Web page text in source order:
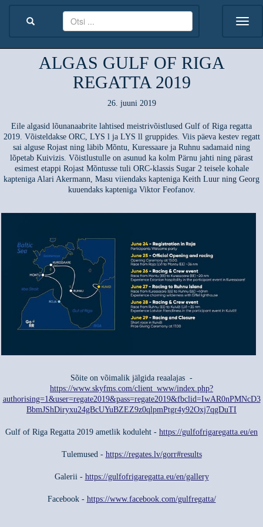
ALGAS GULF OF RIGA
REGATTA 2019
26. juuni 2019
Eile algasid lõunanaabrite lahtised meistrivõistlused Gulf of Riga regatta
2019. Võisteldakse ORC, LYS l ja LYS ll gruppides. Viis päeva kestev regatt
sai alguse Rojast ning läbib Mõntu, Kuressaare ja Ruhnu sadamaid ning
lõpetab Kuivizis. Võistlustulle on asunud ka kolm Pärnu jahti ning pärast
esimest etappi Rojast Mõntusse tuli ORC-klassis Sugar 2 teisele kohale
kapteniga Alari Akermann, Masu viiendaks kapteniga Keith Luur ning Georg
kuuendaks kapteniga Viktor Feofanov.
Sõite on võimalik jälgida reaalajas -
https://www.skyfms.com/client_www/index.php?
authorising=1&user=regate2019&pass=regate2019&fbclid=IwAR0nPMNcD3
BbmJShDiryxu24gBcUYuBZEZ9z0qlpmPtgr4y92Oxj7qgDuTI
Gulf of Riga Regatta 2019 ametlik koduleht - https://gulfofrigaregatta.eu/en
Tulemused - https://regates.lv/gorr#results
Galerii - https://gulfofrigaregatta.eu/en/gallery
Facebook - https://www.facebook.com/gulfregatta/